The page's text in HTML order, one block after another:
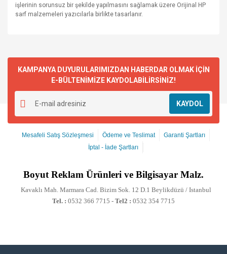
işlerinin sorunsuz bir şekilde yapılmasını sağlamak üzere Orijinal HP
sarf malzemeleri yazıcılarla birlikte tasarlanır.
KAMPANYA DUYURULARIMIZDAN HABERDAR OLMAK İÇİN
E-BÜLTENİMİZE KAYDOLABİLİRSİNİZ!
KAYDOL
Mesafeli Satış Sözleşmesi Ödeme ve Teslimat
Garanti Şartları
İptal - İade Şartları
Boyut Reklam Ürünleri ve Bilgisayar Malz.
Kavaklı Mah. Marmara Cad. Bizim Sok. 12 D.1 Beylikdüzü / Istanbul
Tel. : 0532 366 7715 - Tel2 : 0532 354 7715